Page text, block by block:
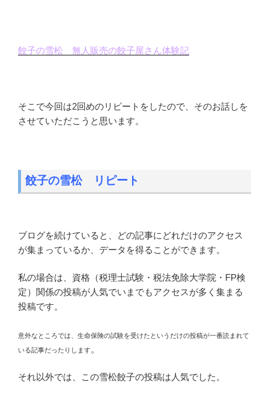
餃子の雪松 無人販売の餃子屋さん体験記
そこで今回は2回めのリピートをしたので、そのお話しを
させていただこうと思います。
餃子の雪松 リピート
ブログを続けていると、どの記事にどれだけのアクセス
が集まっているか、データを得ることができます。
私の場合は、資格（税理士試験・税法免除大学院・FP検
定）関係の投稿が人気でいまでもアクセスが多く集まる
投稿です。
意外なところでは、生命保険の試験を受けたというだけの投稿が一番読まれて
いる記事だったりします。
それ以外では、この雪松餃子の投稿は人気でした。